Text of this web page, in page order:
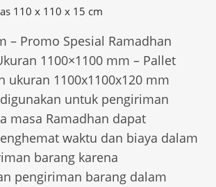
110 x 110 x 15 cm
– Promo Spesial Ramadhan
1100×1100 mm – Pallet
ukuran 1100x1100x120 mm
untuk pengiriman
masa Ramadhan dapat
waktu dan biaya dalam
barang karena
pengiriman barang dalam